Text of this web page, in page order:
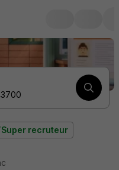
Super recruteur